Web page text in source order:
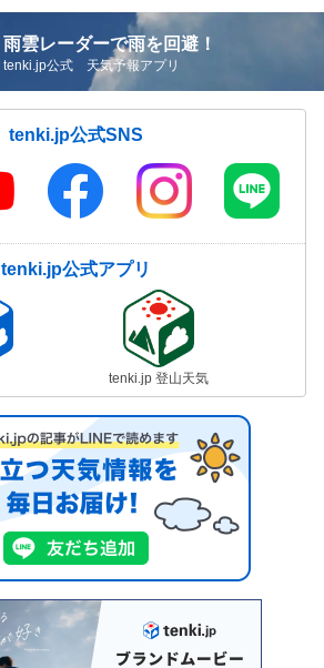
雨雲レーダーで雨を回避！
tenki.jp公式 天気予報アプリ
tenki.jp公式SNS
tenki.jp公式アプリ
tenki.jp 登山天気